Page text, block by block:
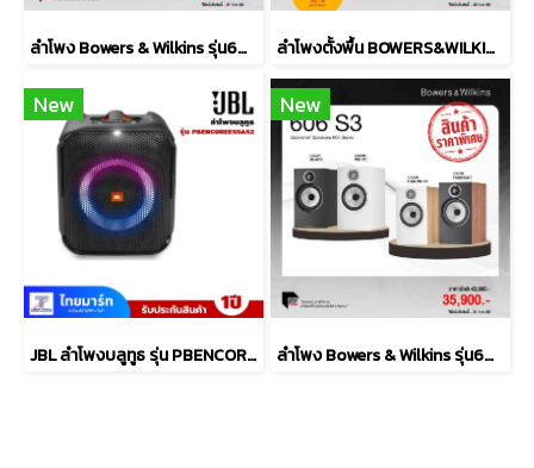
ลำโพง Bowers & Wilkins รุ่น607 S3 ลำโพงตั้งพื้น BOWERS&WILKINS รุ่น 704 S3
New
JBL ลำโพงบลูทูธ รุ่น PBENCOREESSAS2-Black
New
ลำโพง Bowers & Wilkins รุ่น606 S3